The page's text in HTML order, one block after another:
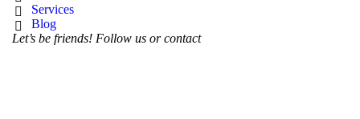
Services
Blog
Let’s be friends! Follow us or contact